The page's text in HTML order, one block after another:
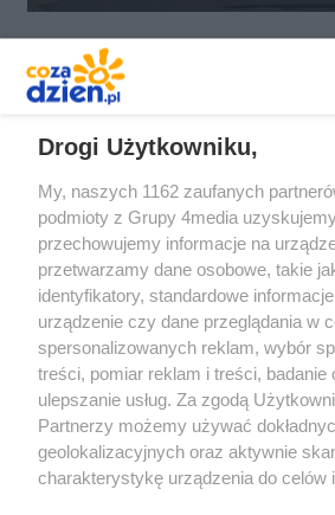
Redakcja Reklama
the:protocol
Drogi Użytkowniku,
My, naszych 1162 zaufanych
podmioty z Grupy 4media
przechowujemy informacje na
przetwarzamy dane osobowe, takie
identyfikatory, standardowe
urządzenie czy dane przeglądania w
spersonalizowanych reklam, wybór
treści, pomiar reklam i treści, badanie
ulepszanie usług. Za zgodą
Partnerzy możemy używać
geolokalizacyjnych oraz aktywnie
charakterystykę urządzenia do celów